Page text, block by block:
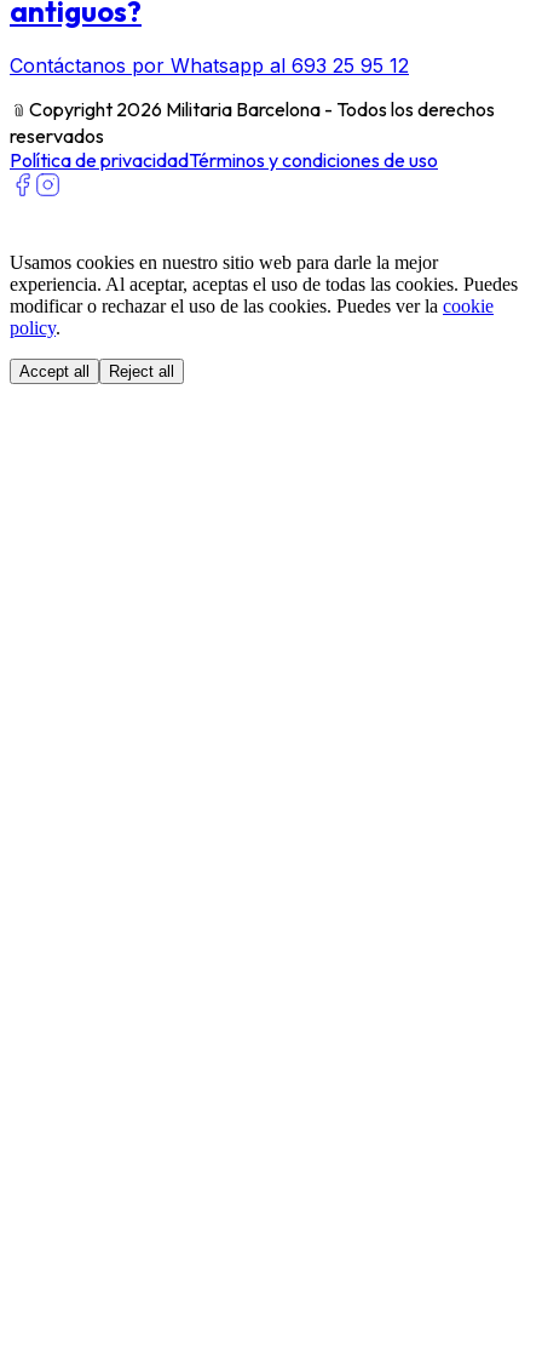
antiguos?
Contáctanos por Whatsapp al 693 25 95 12
﹫ Copyright 2026 Militaria Barcelona - Todos los derechos
reservados
Política de privacidadTérminos y condiciones de uso
Usamos cookies en nuestro sitio web para darle la mejor
experiencia. Al aceptar, aceptas el uso de todas las cookies. Puedes
modificar o rechazar el uso de las cookies. Puedes ver la cookie
policy.
Accept all Reject all